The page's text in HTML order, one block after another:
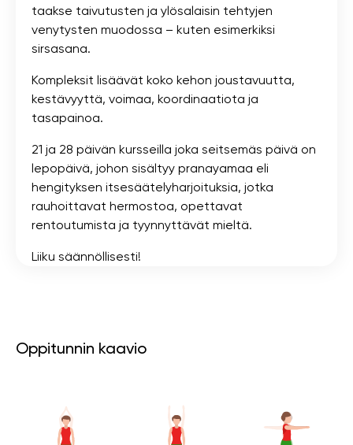
taakse taivutusten ja ylösalaisin tehtyjen
venytysten muodossa – kuten esimerkiksi
sirsasana.
Kompleksit lisäävät koko kehon joustavuutta,
kestävyyttä, voimaa, koordinaatiota ja
tasapainoa.
21 ja 28 päivän kursseilla joka seitsemäs päivä on
lepopäivä, johon sisältyy pranayamaa eli
hengityksen itsesäätelyharjoituksia, jotka
rauhoittavat hermostoa, opettavat
rentoutumista ja tyynnyttävät mieltä.
Liiku säännöllisesti!
Oppitunnin kaavio